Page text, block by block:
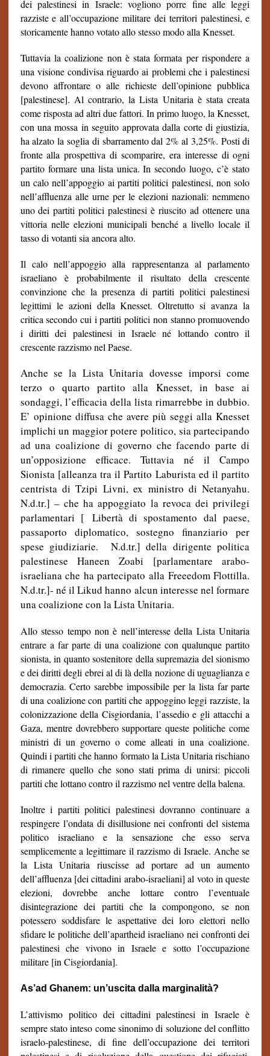
dei palestinesi in Israele: vogliono porre fine alle leggi
razziste e all’occupazione militare dei territori palestinesi, e
storicamente hanno votato allo stesso modo alla Knesset.
Tuttavia la coalizione non è stata formata per rispondere a
una visione condivisa riguardo ai problemi che i palestinesi
devono affrontare o alle richieste dell’opinione pubblica
[palestinese]. Al contrario, la Lista Unitaria è stata creata
come risposta ad altri due fattori. In primo luogo, la Knesset,
con una mossa in seguito approvata dalla corte di giustizia,
ha alzato la soglia di sbarramento dal 2% al 3,25%. Posti di
fronte alla prospettiva di scomparire, era interesse di ogni
partito formare una lista unica. In secondo luogo, c’è stato
un calo nell’appoggio ai partiti politici palestinesi, non solo
nell’affluenza alle urne per le elezioni nazionali: nemmeno
uno dei partiti politici palestinesi è riuscito ad ottenere una
vittoria nelle elezioni municipali benché a livello locale il
tasso di votanti sia ancora alto.
Il calo nell’appoggio alla rappresentanza al parlamento
israeliano è probabilmente il risultato della crescente
convinzione che la presenza di partiti politici palestinesi
legittimi le azioni della Knesset. Oltretutto si avanza la
critica secondo cui i partiti politici non stanno promuovendo
i diritti dei palestinesi in Israele né lottando contro il
crescente razzismo nel Paese.
Anche se la Lista Unitaria dovesse imporsi come
terzo o quarto partito alla Knesset, in base ai
sondaggi, l’efficacia della lista rimarrebbe in dubbio.
E’ opinione diffusa che avere più seggi alla Knesset
implichi un maggior potere politico, sia partecipando
ad una coalizione di governo che facendo parte di
un’opposizione efficace. Tuttavia né il Campo
Sionista [alleanza tra il Partito Laburista ed il partito
centrista di Tzipi Livni, ex ministro di Netanyahu.
N.d.tr.] – che ha appoggiato la revoca dei privilegi
parlamentari [
Libertà di spostamento dal paese,
passaporto diplomatico, sostegno finanziario per
spese giudiziarie. N.d.tr.] della dirigente politica
palestinese Haneen Zoabi [parlamentare arabo-
israeliana che ha partecipato alla Freeedom Flottilla.
N.d.tr.]- né il Likud hanno alcun interesse nel formare
una coalizione con la Lista Unitaria.
Allo stesso tempo non è nell’interesse della Lista Unitaria
entrare a far parte di una coalizione con qualunque partito
sionista, in quanto sostenitore della supremazia del sionismo
e dei diritti degli ebrei al di là della nozione di uguaglianza e
democrazia. Certo sarebbe impossibile per la lista far parte
di una coalizione con partiti che appoggino leggi razziste, la
colonizzazione della Cisgiordania, l’assedio e gli attacchi a
Gaza, mentre dovrebbero supportare queste politiche come
ministri di un governo o come alleati in una coalizione.
Quindi i partiti che hanno formato la Lista Unitaria rischiano
di rimanere quello che sono stati prima di unirsi: piccoli
partiti che lottano contro il razzismo nel ventre della balena.
Inoltre i partiti politici palestinesi dovranno continuare a
respingere l’ondata di disillusione nei confronti del sistema
politico israeliano e la sensazione che esso serva
semplicemente a legittimare il razzismo di Israele. Anche se
la Lista Unitaria riuscisse ad portare ad un aumento
dell’affluenza [dei cittadini arabo-israeliani] al voto in queste
elezioni, dovrebbe anche lottare contro l’eventuale
disintegrazione dei partiti che la compongono, se non
potessero soddisfare le aspettative dei loro elettori nello
sfidare le politiche dell’apartheid israeliano nei confronti dei
palestinesi che vivono in Israele e sotto l’occupazione
militare [in Cisgiordania].
As’ad Ghanem: un’uscita dalla marginalità?
L’attivismo politico dei cittadini palestinesi in Israele è
sempre stato inteso come sinonimo di soluzione del conflitto
israelo-palestinese, di fine dell’occupazione dei territori